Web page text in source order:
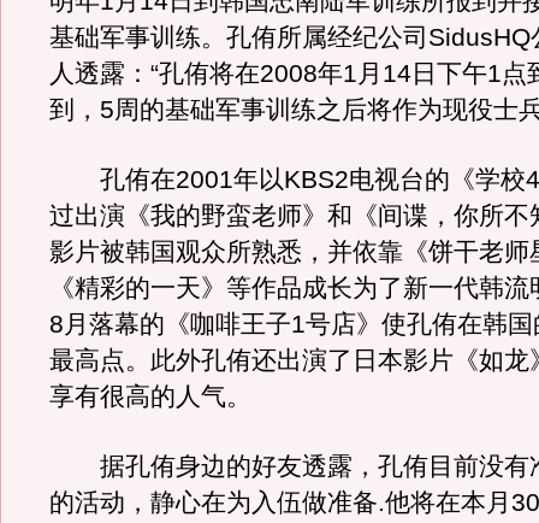
基础军事训练。孔侑所属经纪公司SidusHQ
人透露：“孔侑将在2008年1月14日下午1点
到，5周的基础军事训练之后将作为现役士
孔侑在2001年以KBS2电视台的《学校
过出演《我的野蛮老师》和《间谍，你所不
影片被韩国观众所熟悉，并依靠《饼干老师
《精彩的一天》等作品成长为了新一代韩
8月落幕的《咖啡王子1号店》使孔侑在韩
最高点。此外孔侑还出演了日本影片《如龙
享有很高的人气。
据孔侑身边的好友透露，孔侑目前没有
的活动，静心在为入伍做准备.他将在本月